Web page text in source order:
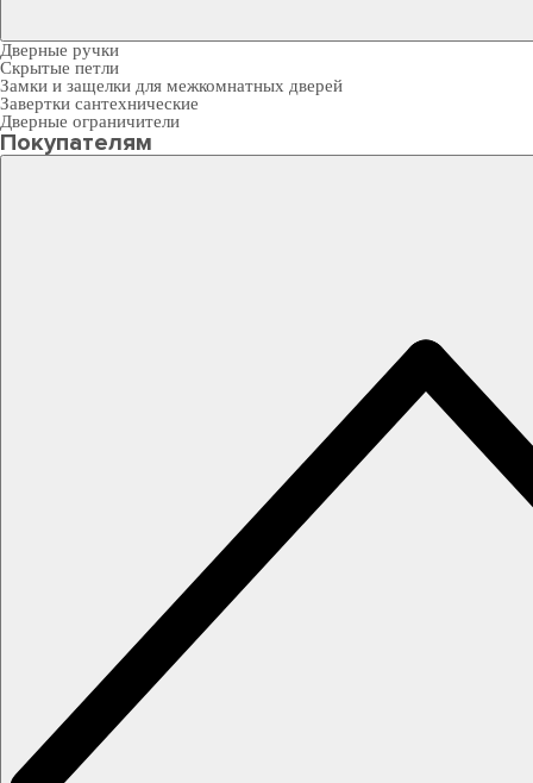
Дверные ручки
Скрытые петли
Замки и защелки для межкомнатных дверей
Завертки сантехнические
Дверные ограничители
Покупателям